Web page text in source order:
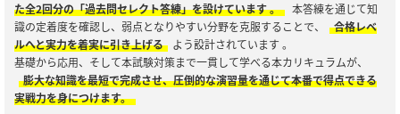
た全2回分の「過去問セレクト答練」を設けています 。
本答練を通じて知
識の定着度を確認し、弱点となりやすい分野を克服することで、
合格レベ
ルへと実力を着実に引き上げる
よう設計されています 。
基礎から応用、そして本試験対策まで一貫して学べる本カリキュラムが、
膨大な知識を最短で完成させ、圧倒的な演習量を通じて本番で得点できる
実戦力を身につけます。